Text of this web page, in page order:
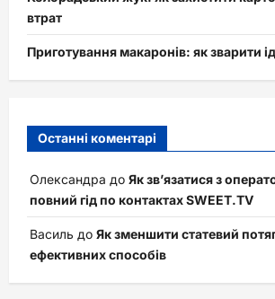
втрат
Приготування макаронів: як зварити
Останні коментарі
Олександра до Як зв’язатися з
повний гід по контактах SWEET.TV
Василь до Як зменшити статевий
ефективних способів